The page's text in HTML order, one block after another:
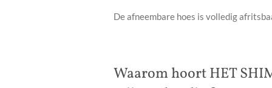
De afneembare hoes is volledig
Waarom hoort HET